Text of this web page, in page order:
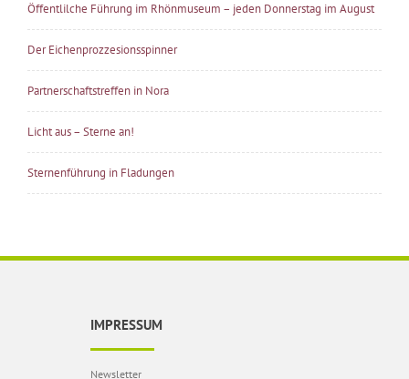
Öffentlilche Führung im Rhönmuseum – jeden Donnerstag im August
Der Eichenprozzesionsspinner
Partnerschaftstreffen in Nora
Licht aus – Sterne an!
Sternenführung in Fladungen
IMPRESSUM
Newsletter